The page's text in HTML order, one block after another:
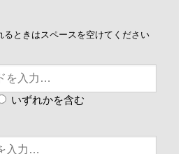
ときはスペースを空けてください
いずれかを含む